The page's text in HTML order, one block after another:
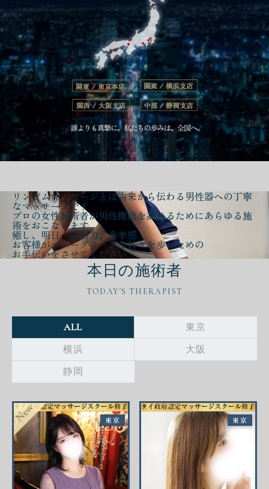
リンガムマッサージとは古来から伝わる男性器への丁寧
なマッサージです
プロの女性施術者が男性機能を高める ためにあらゆる施
術をおこないます
癒し、明日への活力、多幸感
お客様がエバーグリーンな日々を歩むための
お手伝いをさせてください
本日の施術者
TODAY'S THERAPIST
ALL
東京
横浜
大阪
静岡
東京 東京